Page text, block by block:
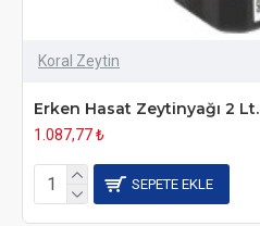
Koral Zeytin
Erken Hasat Zeytinyağı 2 Lt.
1.087,77 ₺
SEPETE EKLE